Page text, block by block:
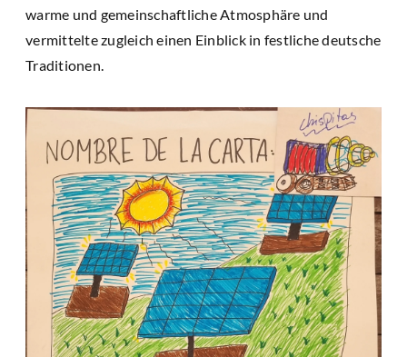
warme und gemeinschaftliche Atmosphäre und
vermittelte zugleich einen Einblick in festliche deutsche
Traditionen.